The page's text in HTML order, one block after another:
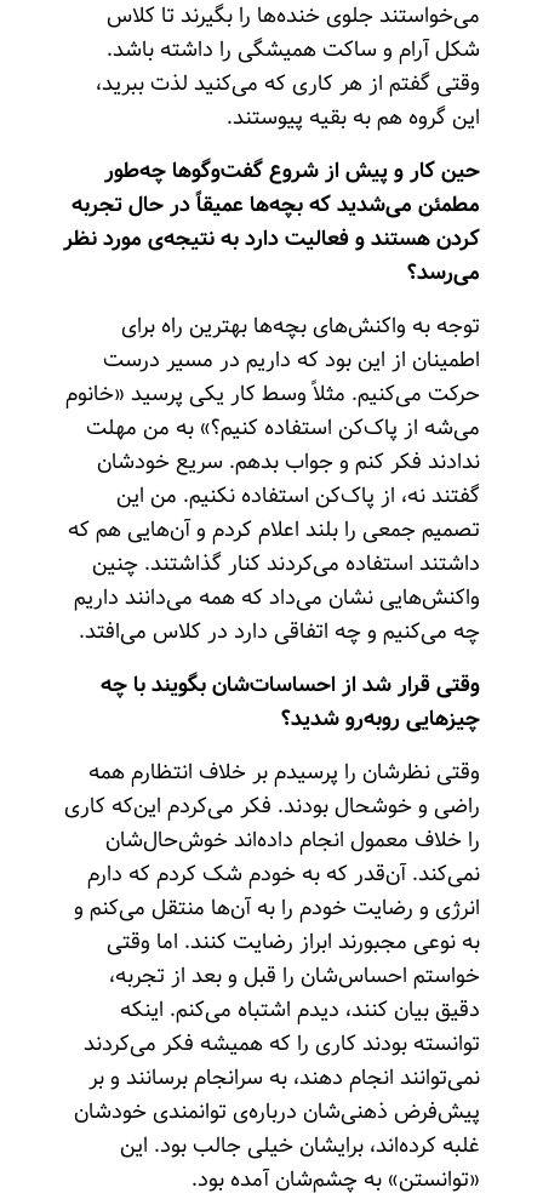
می‌خواستند جلوی خنده‌ها را بگیرند تا کلاس
شکل آرام و ساکت همیشگی را داشته باشد.
وقتی گفتم از هر کاری که می‌کنید لذت ببرید،
این گروه هم به بقیه پیوستند.
حین کار و پیش از شروع گفت‌وگوها چه‌طور
مطمئن می‌شدید که بچه‌ها عمیقاً در حال تجربه
کردن هستند و فعالیت دارد به نتیجه‌ی مورد نظر
می‌رسد؟
توجه به واکنش‌های بچه‌ها بهترین راه برای
اطمینان از این بود که داریم در مسیر درست
حرکت می‌کنیم. مثلاً وسط کار یکی پرسید «خانوم
می‌شه از پاک‌کن استفاده کنیم؟» به من مهلت
ندادند فکر کنم و جواب بدهم. سریع خودشان
گفتند نه، از پاک‌کن استفاده نکنیم. من این
تصمیم جمعی را بلند اعلام کردم و آن‌هایی هم که
داشتند استفاده می‌کردند کنار گذاشتند. چنین
واکنش‌هایی نشان می‌داد که همه می‌دانند داریم
چه می‌کنیم و چه اتفاقی دارد در کلاس می‌افتد.
وقتی قرار شد از احساسات‌شان بگویند با چه
چیزهایی روبه‌رو شدید؟
وقتی نظرشان را پرسیدم بر خلاف انتظارم همه
راضی و خوشحال بودند. فکر می‌کردم این‌که کاری
را خلاف معمول انجام داده‌اند خوش‌حال‌شان
نمی‌کند. آن‌قدر که به خودم شک کردم که دارم
انرژی و رضایت خودم را به آن‌ها منتقل می‌کنم و
به نوعی مجبورند ابراز رضایت کنند. اما وقتی
خواستم احساس‌شان را قبل و بعد از تجربه،
دقیق بیان کنند، دیدم اشتباه می‌کنم. اینکه
توانسته بودند کاری را که همیشه فکر می‌کردند
نمی‌توانند انجام دهند، به سرانجام برسانند و بر
پیش‌فرض ذهنی‌شان درباره‌ی توانمندی خودشان
غلبه کرده‌اند، برایشان خیلی جالب بود. این
«توانستن» به چشم‌شان آمده بود.